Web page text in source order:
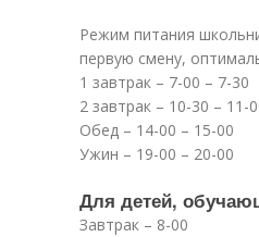
Режим питания
первую смену,
1 завтрак – 7-00 – 7-30
2 завтрак – 10-30 – 11-
Обед – 14-00 – 15-00
Ужин – 19-00 – 20-00
Для детей,
Завтрак – 8-00